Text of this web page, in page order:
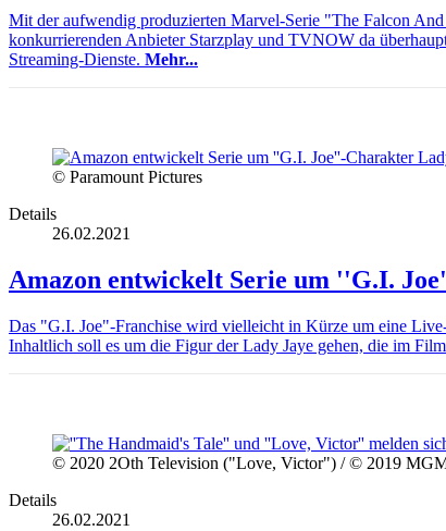
Mit der aufwendig produzierten Marvel-Serie "The Falcon
konkurrierenden Anbieter Starzplay und TVNOW da
Streaming-Dienste. Mehr...
© Paramount Pictures
Details
26.02.2021
Amazon entwickelt Serie um ''G.I.
Das "G.I. Joe"-Franchise wird vielleicht in Kürze um eine
Inhaltlich soll es um die Figur der Lady Jaye gehen, die im
© 2020 2Oth Television ("Love, Victor") / © 2019
Details
26.02.2021